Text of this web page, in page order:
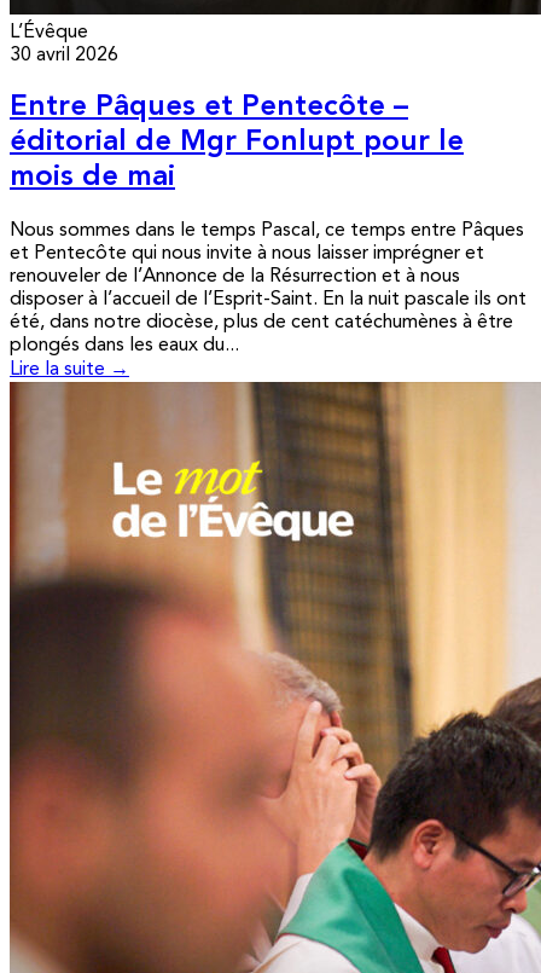
L’Évêque
30 avril 2026
Entre Pâques et Pentecôte –
éditorial de Mgr Fonlupt pour le
mois de mai
Nous sommes dans le temps Pascal, ce temps entre Pâques
et Pentecôte qui nous invite à nous laisser imprégner et
renouveler de l’Annonce de la Résurrection et à nous
disposer à l’accueil de l’Esprit-Saint. En la nuit pascale ils ont
été, dans notre diocèse, plus de cent catéchumènes à être
plongés dans les eaux du...
Lire la suite →